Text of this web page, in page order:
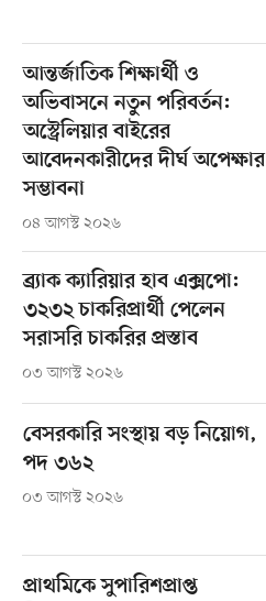
আন্তর্জাতিক শিক্ষার্থী ও
অভিবাসনে নতুন পরিবর্তন:
অস্ট্রেলিয়ার বাইরের
আবেদনকারীদের দীর্ঘ অপেক্ষার
সম্ভাবনা
০৪ আগস্ট ২০২৬
ব্র্যাক ক্যারিয়ার হাব এক্সপো:
৩২৩২ চাকরিপ্রার্থী পেলেন
সরাসরি চাকরির প্রস্তাব
০৩ আগস্ট ২০২৬
বেসরকারি সংস্থায় বড় নিয়োগ,
পদ ৩৬২
০৩ আগস্ট ২০২৬
প্রাথমিকে সুপারিশপ্রাপ্ত